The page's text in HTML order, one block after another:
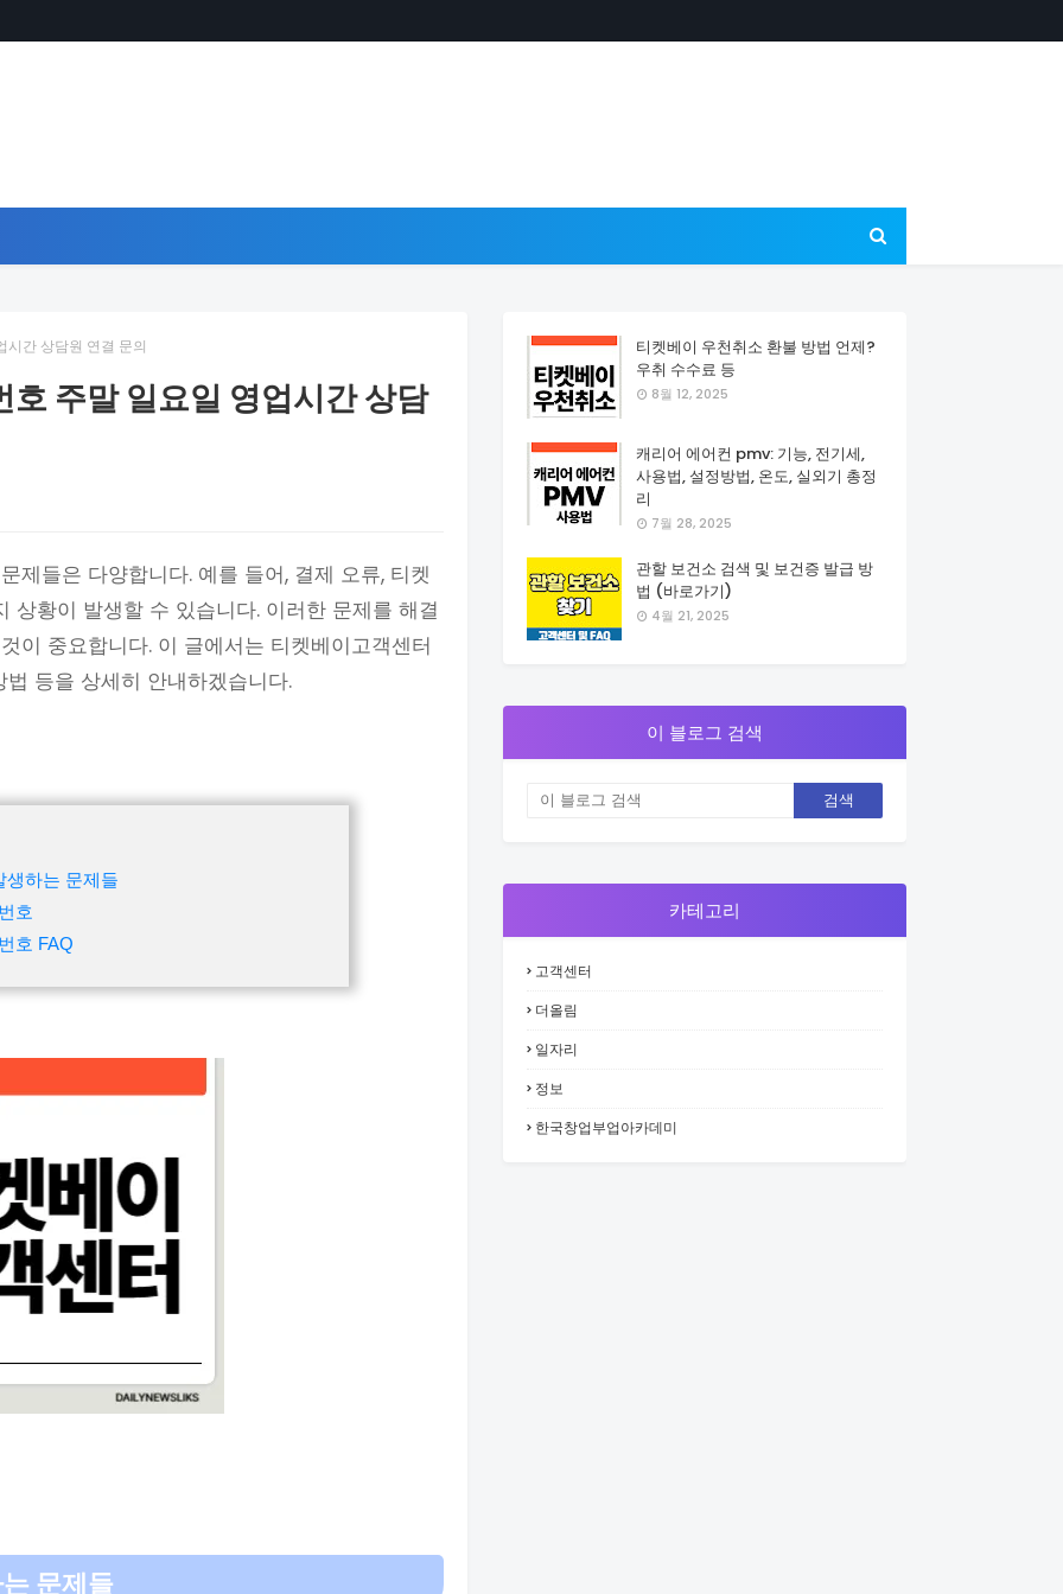
시간 상담원 연결 문의
주말 일요일 영업시간 상담
제들은 다양합니다. 예를 들어, 결제 오류, 티켓
상황이 발생할 수 있습니다. 이러한 문제를 해결
이 중요합니다. 이 글에서는 티켓베이고객센터
등을 상세히 안내하겠습니다.
생하는 문제들
호
호 FAQ
문제들
티켓베이 우천취소 환불 방법 언제?
우취 수수료 등
8월 12, 2025
캐리어 에어컨 pmv: 기능, 전기세,
사용법, 설정방법, 온도, 실외기 총정
리
7월 28, 2025
관할 보건소 검색 및 보건증 발급 방
법 (바로가기)
4월 21, 2025
이 블로그 검색
카테고리
고객센터
더올림
일자리
정보
한국창업부업아카데미